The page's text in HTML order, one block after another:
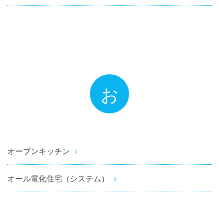
お
オープンキッチン
オール電化住宅（システム）